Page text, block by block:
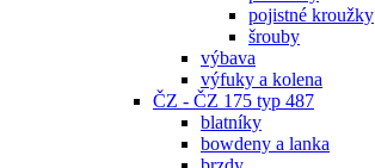
pojistné kroužky
šrouby
výbava
výfuky a kolena
ČZ - ČZ 175 typ 487
blatníky
bowdeny a lanka